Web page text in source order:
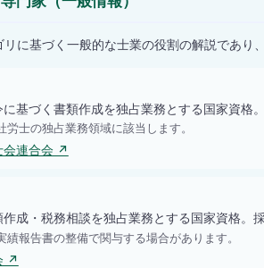
リに基づく一般的な士業の役割の解説であ
基づく書類作成を独占業務とする国家資格
労士の独占業務領域に該当します。
会連合会 ↗
成・税務相談を独占業務とする国家資格。
報告書の整備で関与する場合があります。
↗